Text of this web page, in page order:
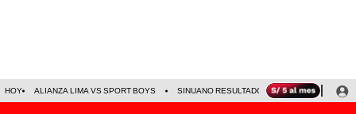
HOY ALIANZA LIMA VS SPORT BOYS SINUANO RESULTADOS HOY JORGE